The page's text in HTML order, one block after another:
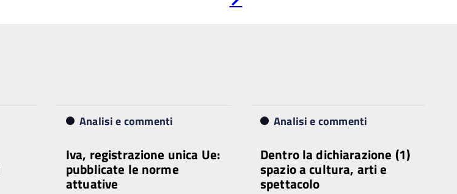
successiva
Analisi e commenti
Iva, registrazione unica Ue:
pubblicate le norme
attuative
Analisi e commenti
Dentro la dichiarazione (1)
spazio a cultura, arti e
spettacolo